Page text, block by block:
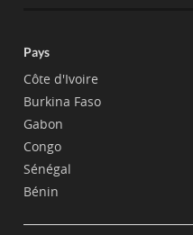
Pays
Côte d'Ivoire
Burkina Faso
Gabon
Congo
Sénégal
Bénin